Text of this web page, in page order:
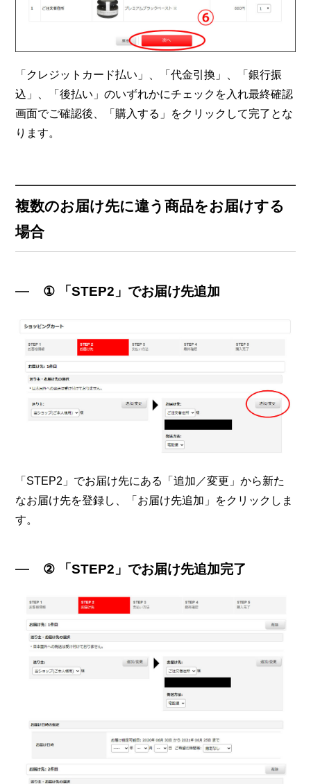
「クレジットカード払い」、「代金引換」、「銀行振
込」、「後払い」のいずれかにチェックを入れ最終確認
画面でご確認後、「購入する」をクリックして完了とな
ります。
複数のお届け先に違う商品をお届けする
場合
① 「STEP2」でお届け先追加
「STEP2」でお届け先にある「追加／変更」から新た
なお届け先を登録し、「お届け先追加」をクリックしま
す。
② 「STEP2」でお届け先追加完了